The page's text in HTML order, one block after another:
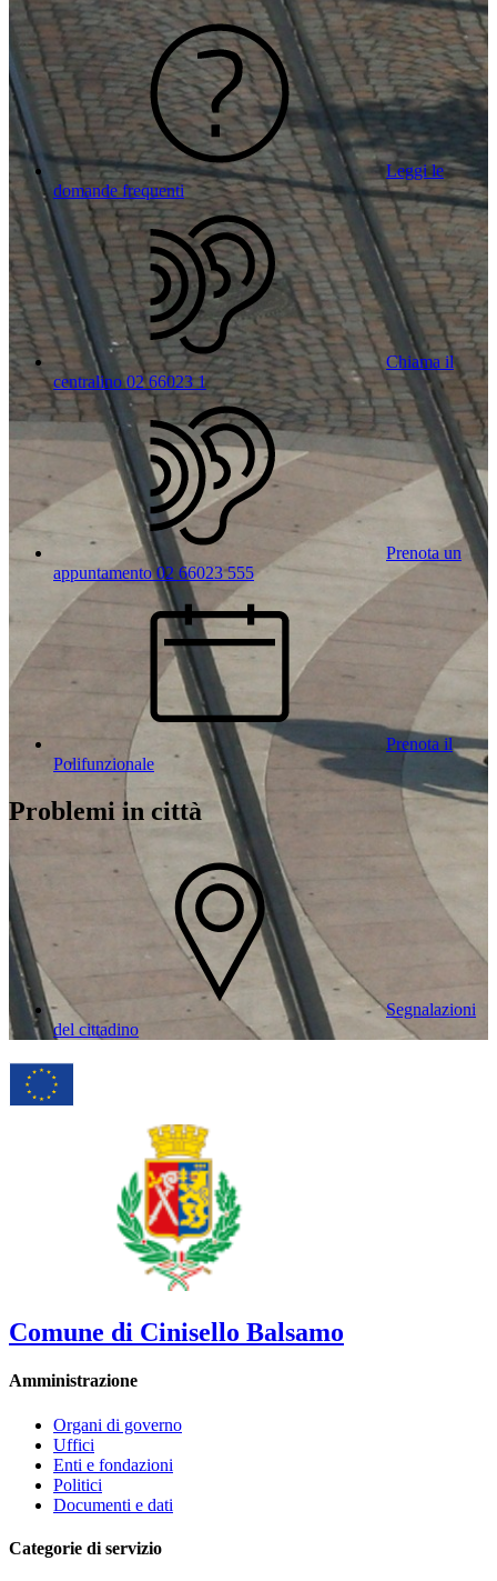
Leggi le
domande frequenti
Chiama il
centralino 02 66023 1
Prenota un
appuntamento 02 66023 555
Prenota il
Polifunzionale
Problemi in città
Segnalazioni
del cittadino
Comune di Cinisello Balsamo
Amministrazione
Organi di governo
Uffici
Enti e fondazioni
Politici
Documenti e dati
Categorie di servizio